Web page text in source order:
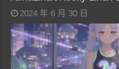
2024 年 6 月 30 日